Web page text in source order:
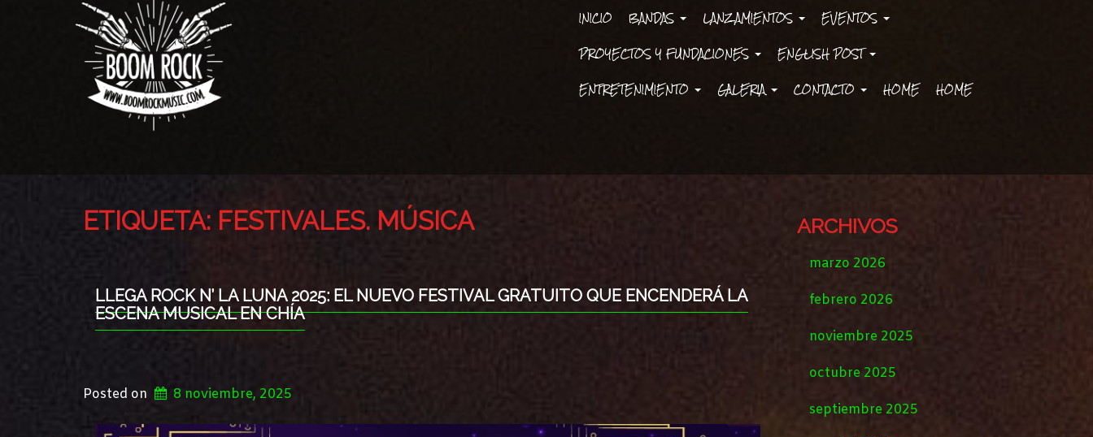
INICIO BANDAS LANZAMIENTOS
EVENTOS
PROYECTOS Y FUNDACIONES
ENGLISH POST
ENTRETENIMIENTO
GALERIA CONTACTO HOME HOME
ETIQUETA: FESTIVALES. MÚSICA
LLEGA ROCK N’ LA LUNA 2025: EL NUEVO FESTIVAL GRATUITO QUE ENCENDERÁ LA
ESCENA MUSICAL EN CHÍA
Posted on 8 noviembre, 2025
ARCHIVOS
marzo 2026
febrero 2026
noviembre 2025
octubre 2025
septiembre 2025